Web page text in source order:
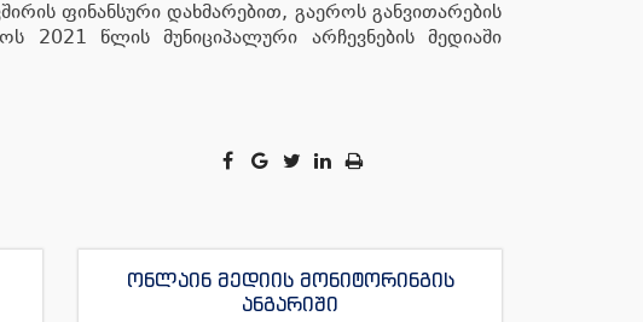
ფინანსური დახმარებით, გაეროს განვითარების
2021 წლის მუნიციპალური არჩევნების მედიაში
ონლაინ მედიის მონიტორინგის
ანგარიში